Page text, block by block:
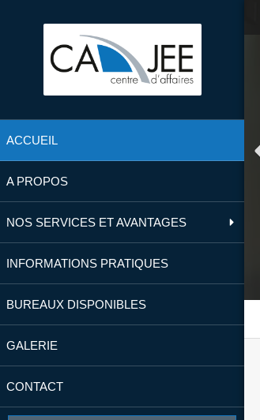
ACCUEIL
A PROPOS
NOS SERVICES ET AVANTAGES
INFORMATIONS PRATIQUES
BUREAUX DISPONIBLES
GALERIE
CONTACT